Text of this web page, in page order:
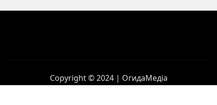
Copyright © 2024 | ОгидаМедіа